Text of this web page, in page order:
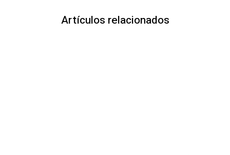
Artículos relacionados